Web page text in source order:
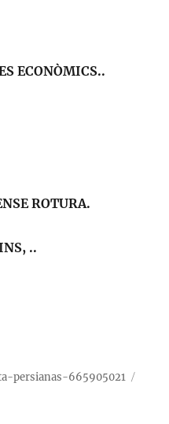
ECONÒMICS..
ROTURA.
..
persianas-665905021